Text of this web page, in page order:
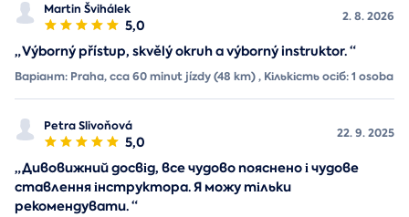
Martin Švihálek
5,0
2. 8. 2026
„Výborný přístup, skvělý okruh a výborný instruktor.“
Варіант: Praha, cca 60 minut jízdy (48 km) , Кількість осіб: 1 osoba
Petra Slivoňová
5,0
22. 9. 2025
„Дивовижний досвід, все чудово пояснено і чудове
ставлення інструктора. Я можу тільки
рекомендувати.“